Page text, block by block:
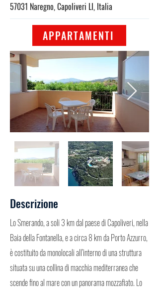
57031 Naregno, Capoliveri LI, Italia
APPARTAMENTI
Descrizione
Lo Smerando, a soli 3 km dal paese di Capoliveri, nella
Baia della Fontanella, e a circa 8 km da Porto Azzurro,
è costituito da monolocali all’interno di una struttura
situata su una collina di macchia mediterranea che
scende fino al mare con un panorama mozzafiato. Lo